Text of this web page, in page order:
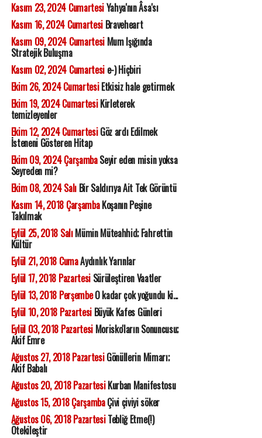
Kasım 23, 2024 CumartesiYahya'nın Âsa'sı
Kasım 16, 2024 CumartesiBraveheart
Kasım 09, 2024 CumartesiMum Işığında
Stratejik Buluşma
Kasım 02, 2024 Cumartesie-) Hiçbiri
Ekim 26, 2024 CumartesiEtkisiz hale getirmek
Ekim 19, 2024 CumartesiKirleterek
temizleyenler
Ekim 12, 2024 CumartesiGöz ardı Edilmek
İsteneni Gösteren Hitap
Ekim 09, 2024 ÇarşambaSeyir eden misin yoksa
Seyreden mi?
Ekim 08, 2024 SalıBir Saldırıya Ait Tek Görüntü
Kasım 14, 2018 ÇarşambaKoşanın Peşine
Takılmak
Eylül 25, 2018 SalıMümin Müteahhid; Fahrettin
Kültür
Eylül 21, 2018 CumaAydınlık Yarınlar
Eylül 17, 2018 PazartesiSürüleştiren Vaatler
Eylül 13, 2018 PerşembeO kadar çok yoğundu ki...
Eylül 10, 2018 PazartesiBüyük Kafes Günleri
Eylül 03, 2018 PazartesiMorisko'ların Sonuncusu;
Akif Emre
Ağustos 27, 2018 PazartesiGönüllerin Mimarı;
Akif Babalı
Ağustos 20, 2018 PazartesiKurban Manifestosu
Ağustos 15, 2018 ÇarşambaÇivi çiviyi söker
Ağustos 06, 2018 PazartesiTebliğ Etme(!)
Ötekileştir